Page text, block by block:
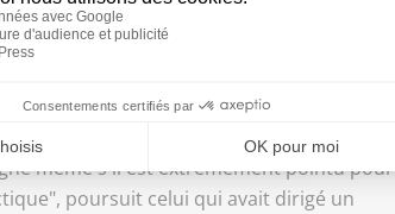
Auvergne-Rhone-Alpes cycling race (ex-Duaphiné) entre Saint-
même s'il est extrêmement pointu pour
poursuit celui qui avait dirigé un